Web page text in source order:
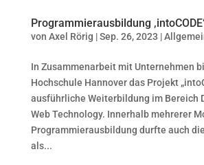
Programmierausbildung ‚intoCODE‘
von Axel Rörig |Sep. 26, 2023 |
In Zusammenarbeit mit Unternehmen
Hochschule Hannover das Projekt
ausführliche Weiterbildung im Bereich
Web Technology. Innerhalb mehrerer
Programmierausbildung durfte auch
als...